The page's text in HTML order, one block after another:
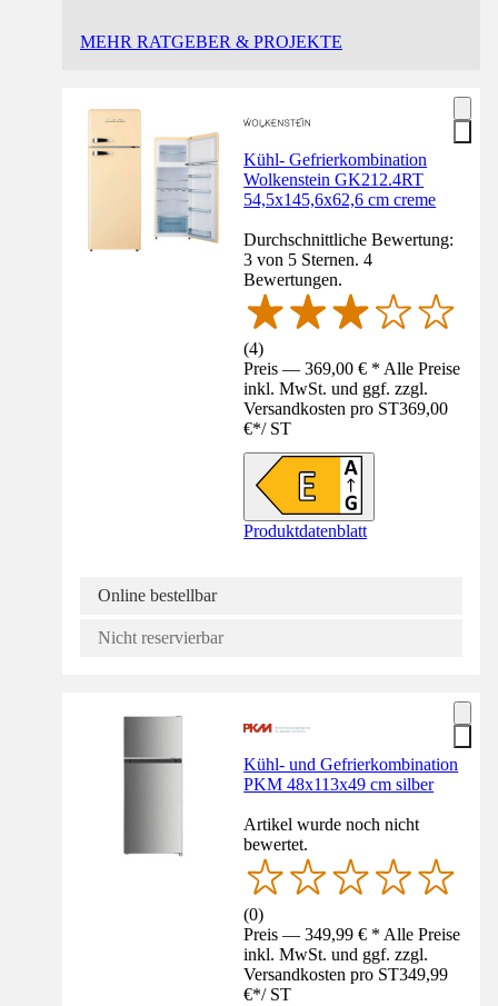
MEHR RATGEBER & PROJEKTE
Kühl- Gefrierkombination
Wolkenstein GK212.4RT
54,5x145,6x62,6 cm creme
Durchschnittliche Bewertung:
3 von 5 Sternen. 4
Bewertungen.
(4)
Preis — 369,00 € * Alle Preise
inkl. MwSt. und ggf. zzgl.
Versandkosten pro ST369,00
€*/ ST
Produktdatenblatt
Online bestellbar
Nicht reservierbar
Kühl- und Gefrierkombination
PKM 48x113x49 cm silber
Artikel wurde noch nicht
bewertet.
(0)
Preis — 349,99 € * Alle Preise
inkl. MwSt. und ggf. zzgl.
Versandkosten pro ST349,99
€*/ ST